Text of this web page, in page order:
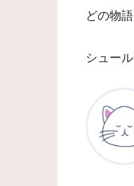
どの物
シュー